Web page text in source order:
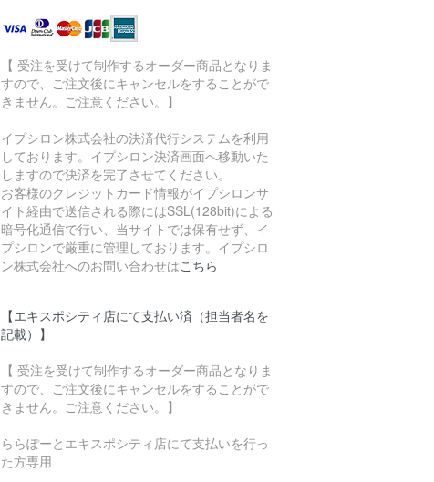
【 受注を受けて制作するオーダー商品となりま
すので、ご注文後にキャンセルをすることがで
きません。ご注意ください。】
イプシロン株式会社の決済代行システムを利用
しております。イプシロン決済画面へ移動いた
しますので決済を完了させてください。
お客様のクレジットカード情報がイプシロンサ
イト経由で送信される際にはSSL(128bit)による
暗号化通信で行い、当サイトでは保有せず、イ
プシロンで厳重に管理しております。イプシロ
ン株式会社へのお問い合わせはこちら
【エキスポシティ店にて支払い済（担当者名を
記載）】
【 受注を受けて制作するオーダー商品となりま
すので、ご注文後にキャンセルをすることがで
きません。ご注意ください。】
ららぽーとエキスポシティ店にて支払いを行っ
た方専用